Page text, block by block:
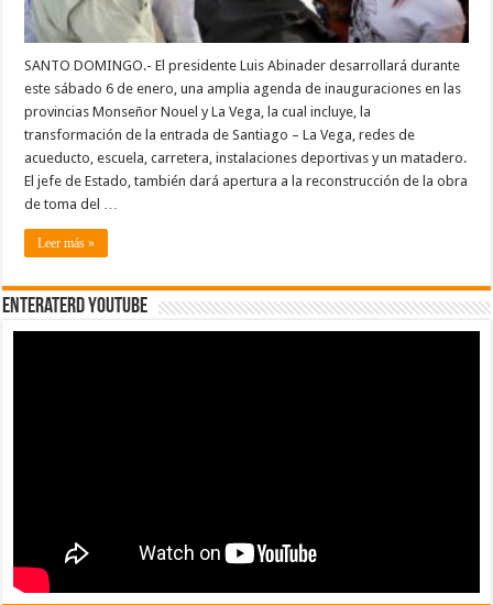
SANTO DOMINGO.- El presidente Luis Abinader desarrollará durante
este sábado 6 de enero, una amplia agenda de inauguraciones en las
provincias Monseñor Nouel y La Vega, la cual incluye, la
transformación de la entrada de Santiago – La Vega, redes de
acueducto, escuela, carretera, instalaciones deportivas y un matadero.
El jefe de Estado, también dará apertura a la reconstrucción de la obra
de toma del …
Leer más »
EnterateRD YOUTUBE